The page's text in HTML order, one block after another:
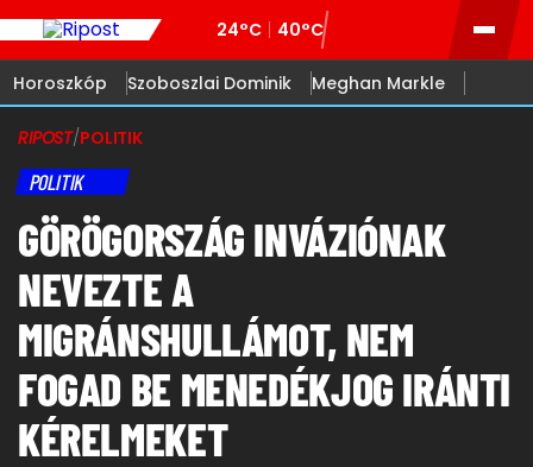
24°C 40°C
Horoszkóp Szoboszlai Dominik Meghan Markle
RIPOST/POLITIK
POLITIK
GÖRÖGORSZÁG INVÁZIÓNAK
NEVEZTE A
MIGRÁNSHULLÁMOT, NEM
FOGAD BE MENEDÉKJOG IRÁNTI
KÉRELMEKET